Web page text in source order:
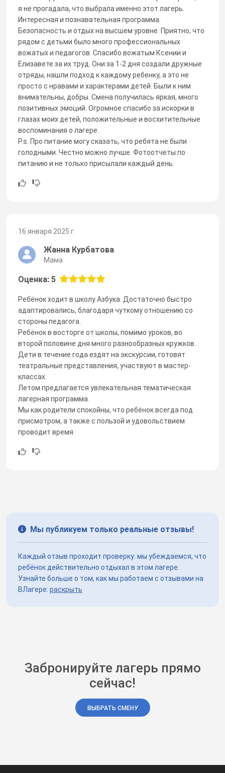
я не прогадала, что выбрала именно этот лагерь.
Интересная и познавательная программа.
Безопасность и отдых на высшем уровне. Приятно, что
рядом с детьми было много профессиональных
вожатых и педагогов. Спасибо вожатым Ксении и
Елизавете за их труд. Они за 1-2 дня создали дружные
отряды, нашли подход к каждому ребенку, а это не
просто с нравами и характерами детей. Были к ним
внимательны, добры. Смена получилась яркая, много
позитивных эмоций. Огромное спасибо за искорки в
глазах моих детей, положительные и восхитительные
воспоминания о лагере.
P.s. Про питание могу сказать, что ребята не были
голодными. Честно можно лучше. Фотоотчеты по
питанию и не только присылали каждый день.
16 января 2025 г.
Жанна Курбатова
Мама
Оценка: 5
Ребёнок ходит в школу Азбука. Достаточно быстро
адаптировались, благодаря чуткому отношению со
стороны педагога.
Ребёнок в восторге от школы, помимо уроков, во
второй половине дня много разнообразных кружков.
Дети в течение года ездят на экскурсии, готовят
театральные представления, участвуют в мастер-
классах.
Летом предлагается увлекательная тематическая
лагерная программа.
Мы как родители спокойны, что ребёнок всегда под
присмотром, а также с пользой и удовольствием
проводит время
Мы публикуем только реальные отзывы!
Каждый отзыв проходит проверку: мы убеждаемся, что
ребёнок действительно отдыхал в этом лагере.
Узнайте больше о том, как мы работаем с отзывами на
ВЛагере: раскрыть
Забронируйте лагерь прямо
сейчас!
ВЫБРАТЬ СМЕНУ